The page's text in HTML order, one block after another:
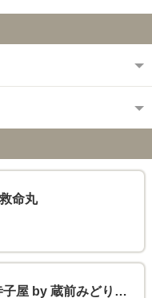
命丸
子屋 by 蔵前みどり…